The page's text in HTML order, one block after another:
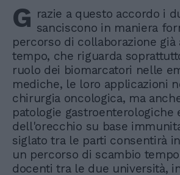
G razie a questo accordo i
sanciscono in maniera
percorso di collaborazione già
tempo, che riguarda
ruolo dei biomarcatori nelle
mediche, le loro applicazioni
chirurgia oncologica, ma
patologie gastroenterologiche
dell'orecchio su base
siglato tra le parti consentirà
un percorso di scambio
docenti tra le due università,